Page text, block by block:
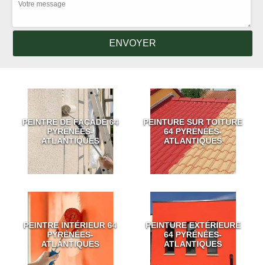
PEINTRE DE FAÇADE 64
PYRÉNÉES-
ATLANTIQUES
PEINTURE SUR TOITURE
64 PYRÉNÉES-
ATLANTIQUES
PEINTRE INTÉRIEUR 64
PYRÉNÉES-
ATLANTIQUES
PEINTURE EXTÉRIEURE
64 PYRÉNÉES-
ATLANTIQUES